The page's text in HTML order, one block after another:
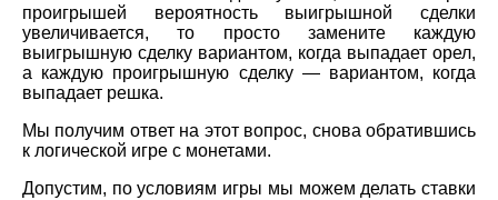
проигрышей вероятность выигрышной сделки
увеличивается, то просто замените каждую
выигрышную сделку вариантом, когда выпадает орел,
а каждую проигрышную сделку — вариантом, когда
выпадает решка.
Мы получим ответ на этот вопрос, снова обратившись
к логической игре с монетами.
Допустим, по условиям игры мы можем делать ставки